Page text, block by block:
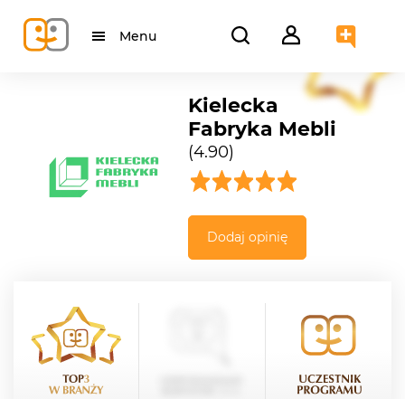
Menu
Kielecka
Fabryka Mebli
(4.90)
Dodaj opinię